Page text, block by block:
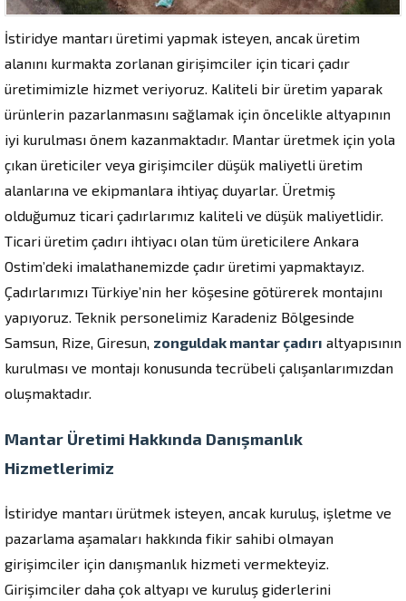
İstiridye mantarı üretimi yapmak isteyen, ancak üretim
alanını kurmakta zorlanan girişimciler için ticari çadır
üretimimizle hizmet veriyoruz. Kaliteli bir üretim yaparak
ürünlerin pazarlanmasını sağlamak için öncelikle altyapının
iyi kurulması önem kazanmaktadır. Mantar üretmek için yola
çıkan üreticiler veya girişimciler düşük maliyetli üretim
alanlarına ve ekipmanlara ihtiyaç duyarlar. Üretmiş
olduğumuz ticari çadırlarımız kaliteli ve düşük maliyetlidir.
Ticari üretim çadırı ihtiyacı olan tüm üreticilere Ankara
Ostim’deki imalathanemizde çadır üretimi yapmaktayız.
Çadırlarımızı Türkiye’nin her köşesine götürerek montajını
yapıyoruz. Teknik personelimiz Karadeniz Bölgesinde
Samsun, Rize, Giresun, zonguldak mantar çadırı altyapısının
kurulması ve montajı konusunda tecrübeli çalışanlarımızdan
oluşmaktadır.
Mantar Üretimi Hakkında Danışmanlık
Hizmetlerimiz
İstiridye mantarı ürütmek isteyen, ancak kuruluş, işletme ve
pazarlama aşamaları hakkında fikir sahibi olmayan
girişimciler için danışmanlık hizmeti vermekteyiz.
Girişimciler daha çok altyapı ve kuruluş giderlerini